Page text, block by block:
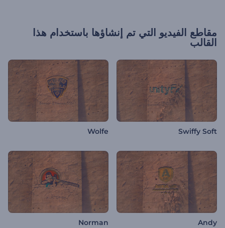
مقاطع الفيديو التي تم إنشاؤها باستخدام هذا
القالب
Swiffy Soft
Wolfe
Andy
Norman